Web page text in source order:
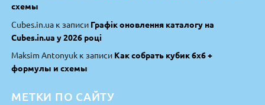
схемы
Cubes.in.ua к записи Графік оновлення каталогу на
Cubes.in.ua у 2026 році
Maksim Antonyuk к записи Как собрать кубик 6х6 +
формулы и схемы
МЕТКИ ПО САЙТУ